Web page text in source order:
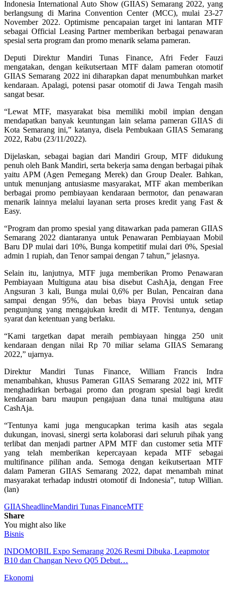
Indonesia International Auto Show (GIIAS) Semarang 2022, yang
berlangsung di Marina Convention Center (MCC), mulai 23-27
November 2022. Optimisme pencapaian target ini lantaran MTF
sebagai Official Leasing Partner memberikan berbagai penawaran
spesial serta program dan promo menarik selama pameran.
Deputi Direktur Mandiri Tunas Finance, Afri Feder Fauzi
mengatakan, dengan keikutsertaan MTF dalam pameran otomotif
GIIAS Semarang 2022 ini diharapkan dapat menumbuhkan market
kendaraan. Apalagi, potensi pasar otomotif di Jawa Tengah masih
sangat besar.
“Lewat MTF, masyarakat bisa memiliki mobil impian dengan
mendapatkan banyak keuntungan lain selama pameran GIIAS di
Kota Semarang ini,” katanya, disela Pembukaan GIIAS Semarang
2022, Rabu (23/11/2022).
Dijelaskan, sebagai bagian dari Mandiri Group, MTF didukung
penuh oleh Bank Mandiri, serta bekerja sama dengan berbagai pihak
yaitu APM (Agen Pemegang Merek) dan Group Dealer. Bahkan,
untuk menunjang antusiasme masyarakat, MTF akan memberikan
berbagai promo pembiayaan kendaraan bermotor, dan penawaran
menarik lainnya melalui layanan serta proses kredit yang Fast &
Easy.
“Program dan promo spesial yang ditawarkan pada pameran GIIAS
Semarang 2022 diantaranya untuk Penawaran Pembiayaan Mobil
Baru DP mulai dari 10%, Bunga kompetitif mulai dari 0%, Spesial
admin 1 rupiah, dan Tenor sampai dengan 7 tahun,” jelasnya.
Selain itu, lanjutnya, MTF juga memberikan Promo Penawaran
Pembiayaan Multiguna atau bisa disebut CashAja, dengan Free
Angsuran 3 kali, Bunga mulai 0,6% per Bulan, Pencairan dana
sampai dengan 95%, dan bebas biaya Provisi untuk setiap
pengunjung yang mengajukan kredit di MTF. Tentunya, dengan
syarat dan ketentuan yang berlaku.
“Kami targetkan dapat meraih pembiayaan hingga 250 unit
kendaraan dengan nilai Rp 70 miliar selama GIIAS Semarang
2022,” ujarnya.
Direktur Mandiri Tunas Finance, William Francis Indra
menambahkan, khusus Pameran GIIAS Semarang 2022 ini, MTF
menghadirkan berbagai promo dan program spesial bagi kredit
kendaraan baru maupun pengajuan dana tunai multiguna atau
CashAja.
“Tentunya kami juga mengucapkan terima kasih atas segala
dukungan, inovasi, sinergi serta kolaborasi dari seluruh pihak yang
terlibat dan menjadi partner APM MTF dan customer setia MTF
yang telah memberikan kepercayaan kepada MTF sebagai
multifinance pilihan anda. Semoga dengan keikutsertaan MTF
dalam Pameran GIIAS Semarang 2022, dapat menambah minat
masyarakat terhadap industri otomotif di Indonesia”, tutup Willian.
(lan)
GIIASheadlineMandiri Tunas FinanceMTF
Share
You might also like
Bisnis
INDOMOBIL Expo Semarang 2026 Resmi Dibuka, Leapmotor
B10 dan Changan Nevo Q05 Debut…
Ekonomi